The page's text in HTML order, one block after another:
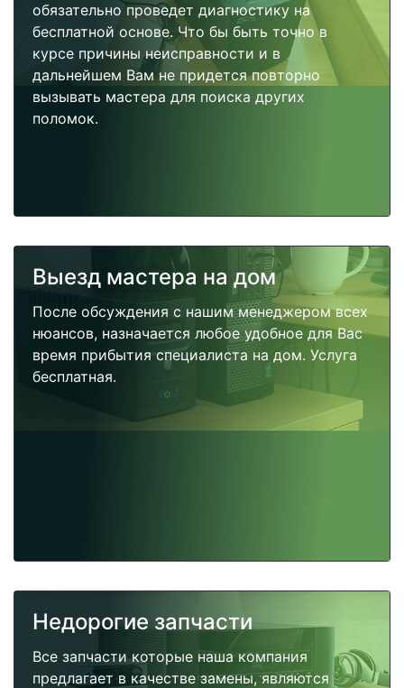
обязательно проведет диагностику на
бесплатной основе. Что бы быть точно в
курсе причины неисправности и в
дальнейшем Вам не придется повторно
вызывать мастера для поиска других
поломок.
Выезд мастера на дом
После обсуждения с нашим менеджером всех
нюансов, назначается любое удобное для Вас
время прибытия специалиста на дом. Услуга
бесплатная.
Недорогие запчасти
Все запчасти которые наша компания
предлагает в качестве замены, являются